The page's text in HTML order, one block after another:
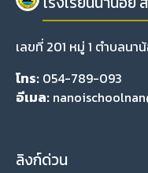
เลขที่ 201 หมู่ 1 ตำบลนา
โทร: 054-789-093
อีเมล:
ลิงก์ด่วน